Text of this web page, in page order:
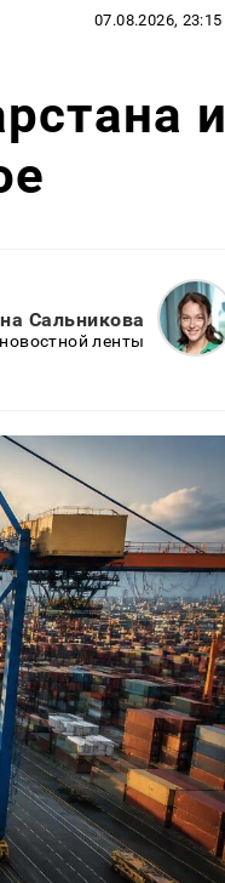
07.08.2026, 23:15
и
Сальникова
ленты